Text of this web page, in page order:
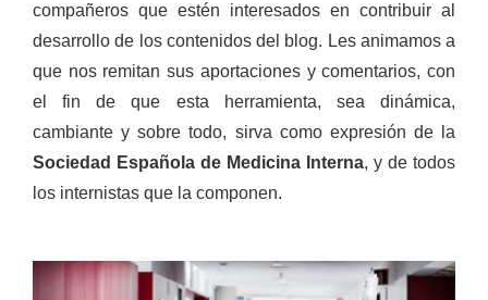
compañeros que estén interesados en contribuir al
desarrollo de los contenidos del blog. Les animamos a
que nos remitan sus aportaciones y comentarios, con
el fin de que esta herramienta, sea dinámica,
cambiante y sobre todo, sirva como expresión de la
Sociedad Española de Medicina Interna, y de todos
los internistas que la componen.